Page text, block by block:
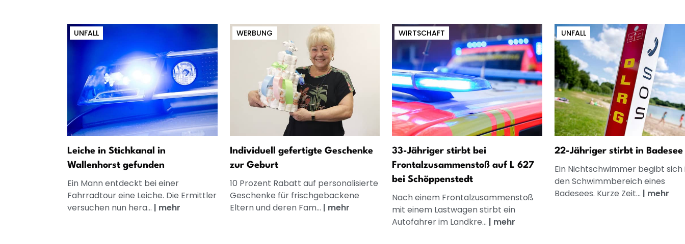
UNFALL
Leiche in Stichkanal in
Wallenhorst gefunden
Ein Mann entdeckt bei einer
Fahrradtour eine Leiche. Die Ermittler
versuchen nun hera... | mehr
WERBUNG
Individuell gefertigte Geschenke
zur Geburt
10 Prozent Rabatt auf personalisierte
Geschenke für frischgebackene
Eltern und deren Fam... | mehr
WIRTSCHAFT
33-Jähriger stirbt bei
Frontalzusammenstoß auf L 627
bei Schöppenstedt
Nach einem Frontalzusammenstoß
mit einem Lastwagen stirbt ein
Autofahrer im Landkre... | mehr
UNFALL
22-Jähriger stirbt in Badesee
Ein Nichtschwimmer begibt sich
den Schwimmbereich eines
Badesees. Kurze Zeit... | mehr